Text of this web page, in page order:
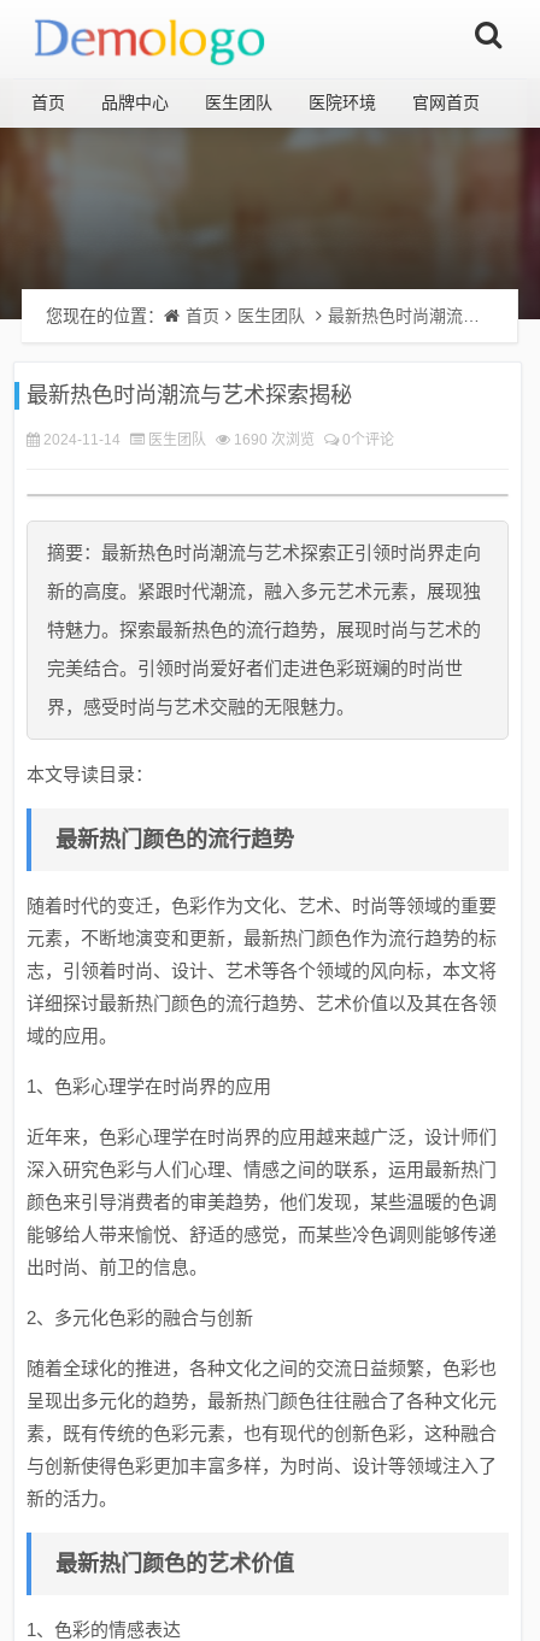
首页 品牌中心 医生团队 医院环境 官网首页
您现在的位置： 首页 医生团队 最新热色时尚潮流与艺术探索揭秘
最新热色时尚潮流与艺术探索揭秘
2024-11-14 医生团队 1690 次浏览 0个评论
摘要：最新热色时尚潮流与艺术探索正引领时尚界走向
新的高度。紧跟时代潮流，融入多元艺术元素，展现独
特魅力。探索最新热色的流行趋势，展现时尚与艺术的
完美结合。引领时尚爱好者们走进色彩斑斓的时尚世
界，感受时尚与艺术交融的无限魅力。
本文导读目录：
最新热门颜色的流行趋势
随着时代的变迁，色彩作为文化、艺术、时尚等领域的重要
元素，不断地演变和更新，最新热门颜色作为流行趋势的标
志，引领着时尚、设计、艺术等各个领域的风向标，本文将
详细探讨最新热门颜色的流行趋势、艺术价值以及其在各领
域的应用。
1、色彩心理学在时尚界的应用
近年来，色彩心理学在时尚界的应用越来越广泛，设计师们
深入研究色彩与人们心理、情感之间的联系，运用最新热门
颜色来引导消费者的审美趋势，他们发现，某些温暖的色调
能够给人带来愉悦、舒适的感觉，而某些冷色调则能够传递
出时尚、前卫的信息。
2、多元化色彩的融合与创新
随着全球化的推进，各种文化之间的交流日益频繁，色彩也
呈现出多元化的趋势，最新热门颜色往往融合了各种文化元
素，既有传统的色彩元素，也有现代的创新色彩，这种融合
与创新使得色彩更加丰富多样，为时尚、设计等领域注入了
新的活力。
最新热门颜色的艺术价值
1、色彩的情感表达